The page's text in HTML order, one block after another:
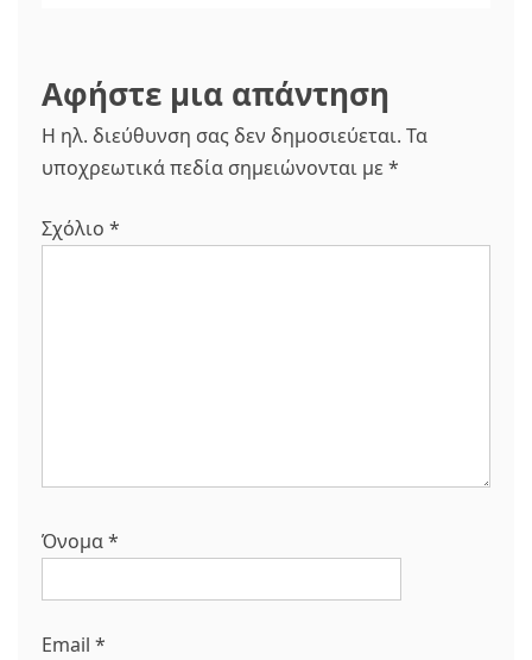
Αφήστε μια απάντηση
Η ηλ. διεύθυνση σας δεν δημοσιεύεται. Τα
υποχρεωτικά πεδία σημειώνονται με *
Σχόλιο *
Όνομα*
Email *